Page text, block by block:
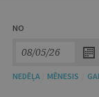
NO
NEDĒĻA MĒNESIS